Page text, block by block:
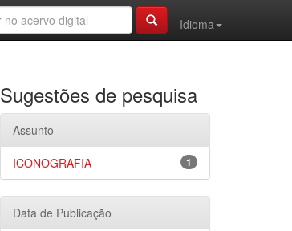
Idioma
Sugestões de pesquisa
Assunto
1
ICONOGRAFIA
Data de Publicação